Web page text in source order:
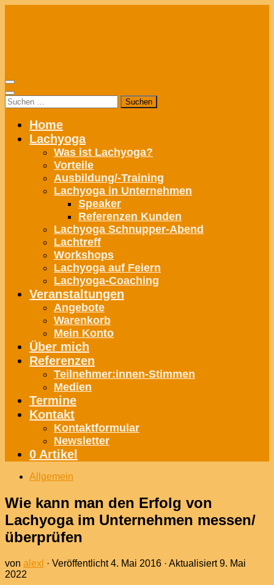
Suchen
nach:
Home
Lachyoga
Was ist Lachyoga?
Vorteile
Ausbildung/-Training
Lachyoga in Unternehmen
Speaker
Referenzen Kunden
Lachyoga Schnupper-Abend
Lachtreff
Workshops
Lachyoga auf Feiern
Lachyoga-Coaching
Veranstaltungen
Angebote
Warenkorb
Mein Konto
Über mich
Referenzen
Teilnehmer:innen-Stimmen
Medien
Termine
Kontakt
Kontaktformular
Newsletter
0 Artikel
Allgemein
Wie kann man den Erfolg von
Lachyoga im Unternehmen messen/
überprüfen
von alexl · Veröffentlicht4. Mai 2016 · Aktualisiert9. Mai
2022